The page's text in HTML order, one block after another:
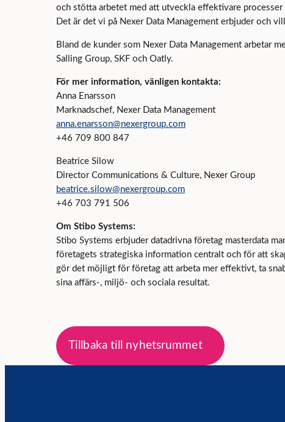
och stötta arbetet med att utveckla effektivare
Det är det vi på Nexer Data Management erbjuder och
Bland de kunder som Nexer Data Management arbetar
Salling Group, SKF och Oatly.
För mer information, vänligen kontakta:
Anna Enarsson
Marknadschef, Nexer Data Management
anna.enarsson@nexergroup.com
+46 709 800 847
Beatrice Silow
Director Communications & Culture, Nexer Group
beatrice.silow@nexergroup.com
+46 703 791 506
Om Stibo Systems:
Stibo Systems erbjuder datadrivna företag masterdata
företagets strategiska information centralt och för att
gör det möjligt för företag att arbeta mer effektivt, ta
sina affärs-, miljö- och sociala resultat.
Tillbaka till nyhetsrummet